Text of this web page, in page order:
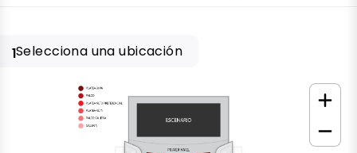
Selecciona una ubicación
1